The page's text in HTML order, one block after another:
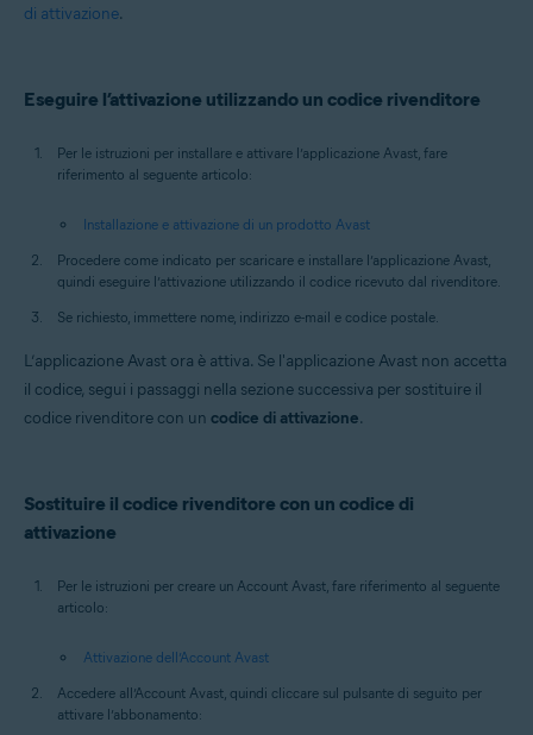
di attivazione.
Eseguire l’attivazione utilizzando un codice rivenditore
Per le istruzioni per installare e attivare l’applicazione Avast, fare
riferimento al seguente articolo:
Installazione e attivazione di un prodotto Avast
Procedere come indicato per scaricare e installare l’applicazione Avast,
quindi eseguire l’attivazione utilizzando il codice ricevuto dal rivenditore.
Se richiesto, immettere nome, indirizzo e-mail e codice postale.
L’applicazione Avast ora è attiva. Se l'applicazione Avast non accetta
il codice, segui i passaggi nella sezione successiva per sostituire il
codice rivenditore con un codice di attivazione.
Sostituire il codice rivenditore con un codice di
attivazione
Per le istruzioni per creare un Account Avast, fare riferimento al seguente
articolo:
Attivazione dell’Account Avast
Accedere all’Account Avast, quindi cliccare sul pulsante di seguito per
attivare l’abbonamento: